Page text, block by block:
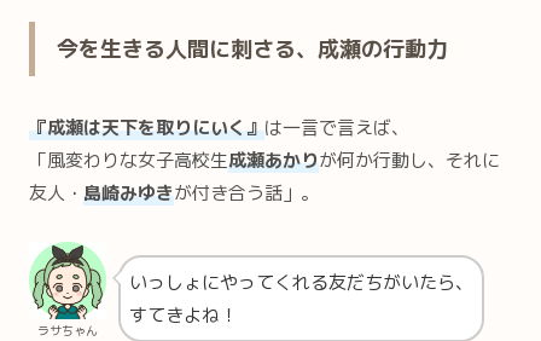
今を生きる人間に刺さる、成瀬の行動力
『成瀬は天下を取りにいく』は一言で言えば、
「風変わりな女子高校生成瀬あかりが何か行動し、それに
友人・ 島崎みゆきが付き合う話」。
ラサちゃん
いっしょにやってくれる友だちがいたら、
すてきよね！